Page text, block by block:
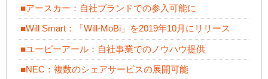
■アースカー：自社ブランドでの参入可能に
■Will Smart：「Will-MoBi」を2019年10月にリリース
■ユーピーアール：自社事業でのノウハウ提供
■NEC：複数のシェアサービスの展開可能